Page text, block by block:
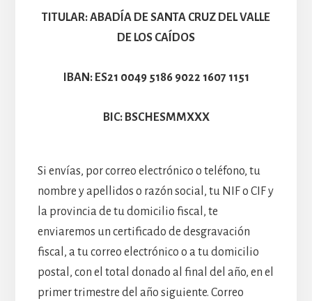
TITULAR: ABADÍA DE SANTA CRUZ DEL VALLE
DE LOS CAÍDOS
IBAN: ES21 0049 5186 9022 1607 1151
BIC: BSCHESMMXXX
Si envías, por correo electrónico o teléfono, tu
nombre y apellidos o razón social, tu NIF o CIF y
la provincia de tu domicilio fiscal, te
enviaremos un certificado de desgravación
fiscal, a tu correo electrónico o a tu domicilio
postal, con el total donado al final del año, en el
primer trimestre del año siguiente. Correo